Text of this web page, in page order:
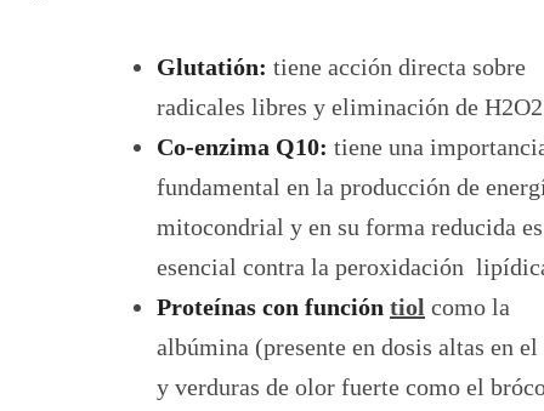
Glutatión: tiene acción directa sobre
radicales libres y eliminación de
Co-enzima Q10: tiene una
fundamental en la producción de
mitocondrial y en su forma reducida es
esencial contra la peroxidación
Proteínas con función tiol como la
albúmina (presente en dosis altas en el
y verduras de olor fuerte como el